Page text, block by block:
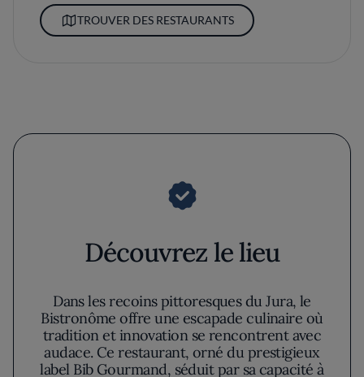
TROUVER DES RESTAURANTS
Découvrez le lieu
Dans les recoins pittoresques du Jura, le
Bistronôme offre une escapade culinaire où
tradition et innovation se rencontrent avec
audace. Ce restaurant, orné du prestigieux
label Bib Gourmand, séduit par sa capacité à